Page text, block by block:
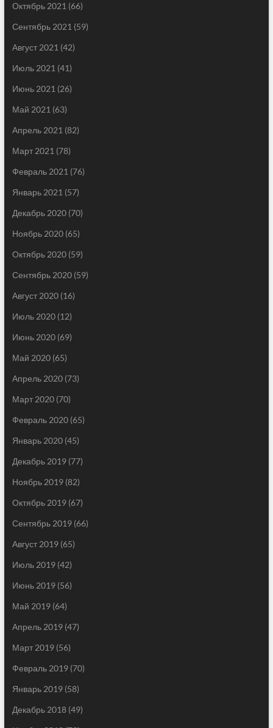
Октябрь 2021 (66)
Сентябрь 2021 (59)
Август 2021 (42)
Июль 2021 (41)
Июнь 2021 (26)
Май 2021 (63)
Апрель 2021 (82)
Март 2021 (78)
Февраль 2021 (76)
Январь 2021 (57)
Декабрь 2020(70)
Ноябрь 2020(65)
Октябрь 2020(59)
Сентябрь 2020(59)
Август 2020(16)
Июль 2020(12)
Июнь 2020(69)
Май 2020(65)
Апрель 2020(73)
Март 2020(70)
Февраль 2020(65)
Январь 2020(45)
Декабрь 2019(77)
Ноябрь 2019(82)
Октябрь 2019(67)
Сентябрь 2019(66)
Август 2019(65)
Июль 2019(42)
Июнь 2019(56)
Май 2019(64)
Апрель 2019(47)
Март 2019(56)
Февраль 2019(70)
Январь 2019(58)
Декабрь 2018(49)